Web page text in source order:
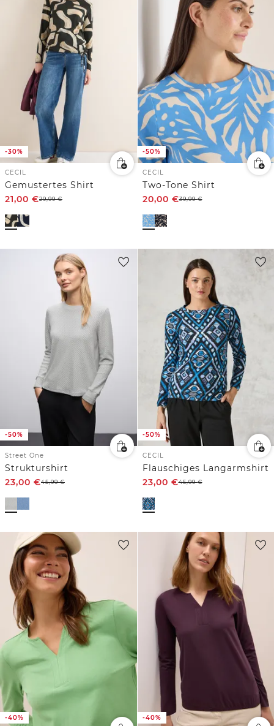
-30%
CECIL
Gemustertes Shirt
21,00 €29,99€
-50%
CECIL
Two-Tone Shirt
20,00 €39,99€
-50%
Street One
Strukturshirt
23,00 €45,99€
-50%
CECIL
Flauschiges Langarmshirt
23,00 €45,99€
-40% -40%